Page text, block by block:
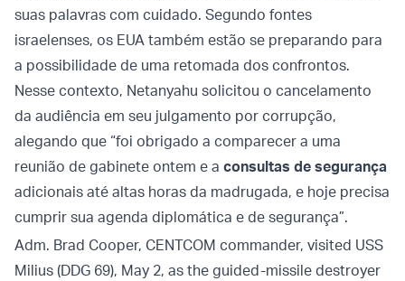
suas palavras com cuidado. Segundo fontes
israelenses, os EUA também estão se preparando para
a possibilidade de uma retomada dos confrontos.
Nesse contexto, Netanyahu solicitou o cancelamento
da audiência em seu julgamento por corrupção,
alegando que “foi obrigado a comparecer a uma
reunião de gabinete ontem e a consultas de segurança
adicionais até altas horas da madrugada, e hoje precisa
cumprir sua agenda diplomática e de segurança”.
Adm. Brad Cooper, CENTCOM commander, visited USS
Milius (DDG 69), May 2, as the guided-missile destroyer